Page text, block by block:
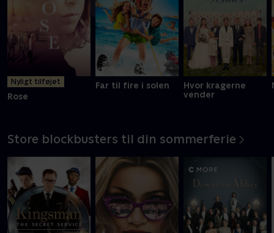
Mere info
Nyligt tilføjet
Rose
Far til fire i solen
Hvor kragerne
vender
Store blockbusters til din sommerferie